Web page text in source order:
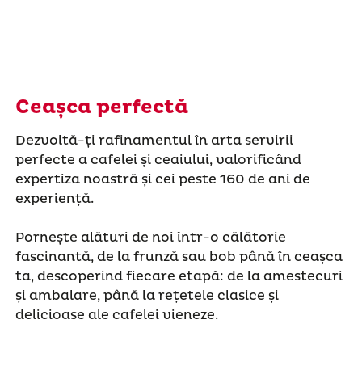
Ceașca perfectă
Dezvoltă-ți rafinamentul în arta servirii
perfecte a cafelei și ceaiului, valorificând
expertiza noastră și cei peste 160 de ani de
experiență.
Pornește alături de noi într-o călătorie
fascinantă, de la frunză sau bob până în ceașca
ta, descoperind fiecare etapă: de la amestecuri
și ambalare, până la rețetele clasice și
delicioase ale cafelei vieneze.